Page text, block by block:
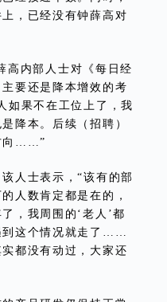
，已经没有钟薛高对
高内部人士对《每日经
要还是降本增效的考
如果不在工位上了，我
降本。后续（招聘）
向……”
人士表示，“该有的部
人数肯定都是在的，
，我周围的‘老人’都
到这个情况就走了……
都没有动过，大家还